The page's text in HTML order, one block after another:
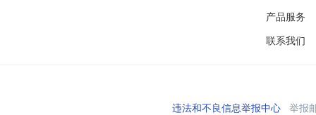
产品服务
联系我们
违法和不良信息举报中心举报